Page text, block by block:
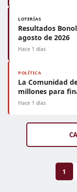
LOTERÍAS
Resultados
agosto de 2026
Hace 1 días
POLÍTICA
La Comunidad
millones para
Hace 1 días
1